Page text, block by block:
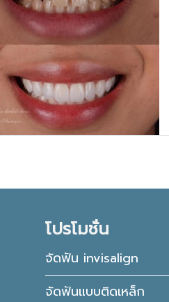
โปรโมชั่น
จัดฟัน invisalign
จัดฟันแบบติดเหล็ก